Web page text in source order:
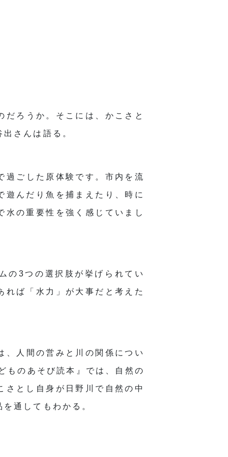
だろうか。そこには、かこさと
さんは語る。
過ごした原体験です。市内を流
遊んだり魚を捕まえたり、時に
水の重要性を強く感じていまし
の3つの選択肢が挙げられてい
れば「水力」が大事だと考えた
、人間の営みと川の関係につい
ものあそび読本』では、自然の
さとし自身が日野川で自然の中
通してもわかる。